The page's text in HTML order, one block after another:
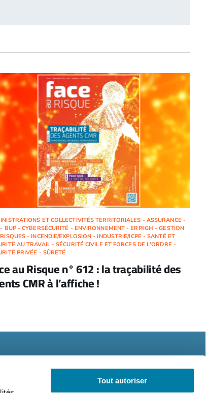
Tout autoriser
ET COLLECTIVITÉS TERRITORIALES - ASSURANCE -
BUP - CYBERSÉCURITÉ - ENVIRONNEMENT - ERP/IGH - GESTION
- INCENDIE/EXPLOSION - INDUSTRIE/ICPE - SANTÉ ET
AU TRAVAIL - SÉCURITÉ CIVILE ET FORCES DE L'ORDRE -
PRIVÉE - SÛRETÉ
au Risque n° 612 : la traçabilité des
CMR à l’affiche !